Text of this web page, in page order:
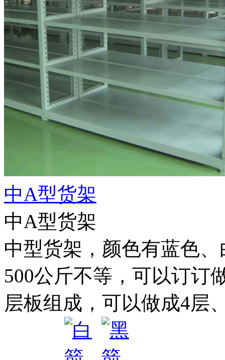
中A型货架
中A型货架
中型货架，颜色有蓝色
500公斤不等，可以订订
层板组成，可以做成4层